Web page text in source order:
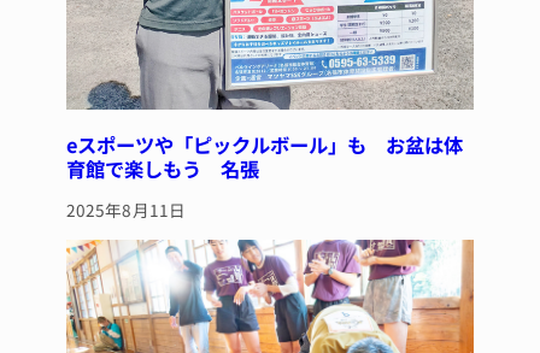
eスポーツや「ピックルボール」も お盆は体
育館で楽しもう 名張
2025年8月11日